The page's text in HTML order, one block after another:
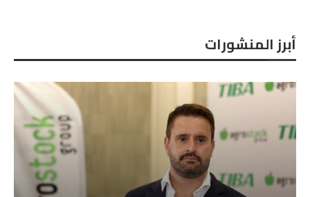
أبرز المنشورات